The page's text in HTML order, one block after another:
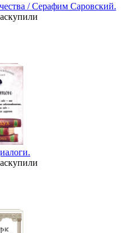
/ Серафим Саровский.